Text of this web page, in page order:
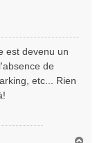
est devenu un
de
etc... Rien